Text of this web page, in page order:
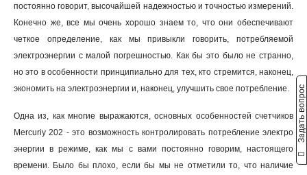
постоянно говорит, высочайшей надежностью и точностью измерений.
Конечно же, все мы очень хорошо знаем то, что они обеспечивают
четкое определение, как мы привыкли говорить, потребляемой
электроэнергии с малой погрешностью. Как бы это было не странно,
но это в особенности принципиально для тех, кто стремится, наконец,
экономить на электроэнергии и, наконец, улучшить свое потребление.
Одна из, как многие выражаются, основных особенностей счетчиков
Mercuriy 202 - это возможность контролировать потребление электро
энергии в режиме, как мы с вами постоянно говорим, настоящего
времени. Было бы плохо, если бы мы не отметили то, что наличие
Задать вопрос